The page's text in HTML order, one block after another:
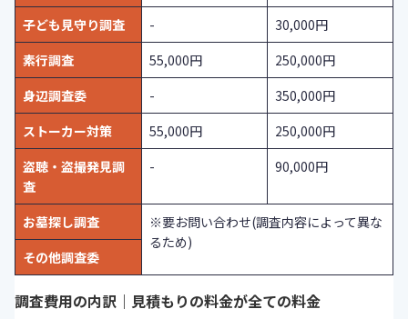
子ども見守り調査
-
30,000円
素行調査
55,000円
250,000円
身辺調査委
-
350,000円
ストーカー対策
55,000円
250,000円
盗聴・盗撮発見調
査
- 90,000円
お墓探し調査
※要お問い合わせ(調査内容によって異な
るため)
その他調査委
調査費用の内訳｜見積もりの料金が全ての料金